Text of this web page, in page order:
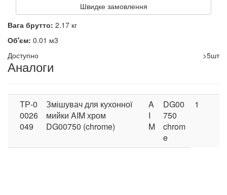
Швидке замовлення
Вага брутто: 2.17 кг
Об'єм: 0.01 м3
Доступно
>5шт
Аналоги
ТР-0
0026
049
Змішувач для кухонної
мийки AIM хром
DG00750 (chrome)
A
I
M
DG00
750
chrom
e
1